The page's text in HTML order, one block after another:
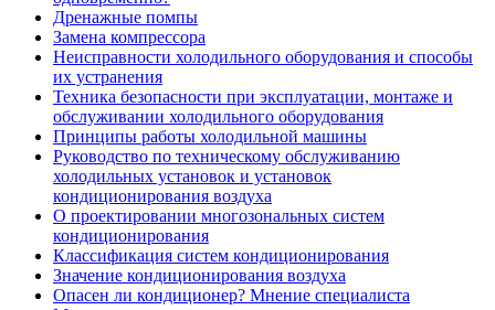
Дренажные помпы
Замена компрессора
Неисправности холодильного оборудования и способы
их устранения
Техника безопасности при эксплуатации, монтаже и
обслуживании холодильного оборудования
Принципы работы холодильной машины
Руководство по техническому обслуживанию
холодильных установок и установок
кондиционирования воздуха
О проектировании многозональных систем
кондиционирования
Классификация систем кондиционирования
Значение кондиционирования воздуха
Опасен ли кондиционер? Мнение специалиста